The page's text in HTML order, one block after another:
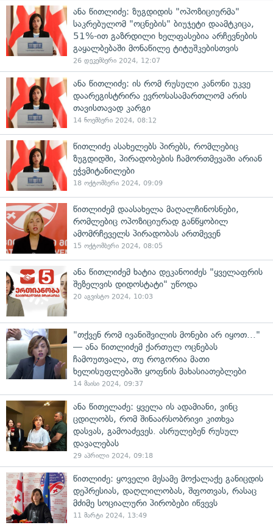
ანა წითლიძე: ზუგდიდის "ოპოზიციურმა"
საკრებულომ "ოცნების" ბიუჯეტი დაამტკიცა,
51%-ით გაზრდილი ხელფასებია არჩევნების
გაყალბებაში მონაწილე ტიტუშკებისთვის
26 დეკემბერი 2024, 12:07
ანა წითლიძე: ის რომ რუსული კანონი უკვე
დაარეგისტრირა ევროსასამართლომ არის
თავისთავად კარგი
14 ნოემბერი 2024, 08:12
წითლიძე ასახელებს პირებს, რომლებიც
ზუგდიდში, პირადობების ჩამორთმევაში არიან
ეჭვმიტანილები
18 ოქტომბერი 2024, 09:09
წითლიძემ დაასახელა მაღალჩინოსნები,
რომლებიც ოპოზიციურად განწყობილ
ამომრჩეველს პირადობას ართმევენ
15 ოქტომბერი 2024, 08:05
ანა წითლიძემ ხატია დეკანოიძეს "ყველაფრის
შეზელვის დიდოსტატი" უწოდა
20 აგვისტო 2024, 10:03
"თქვენ რომ ივანიშვილის მონები არ იყოთ..."
— ანა წითლიძემ ქართულ ოცნებას
ჩამოუთვალა, თუ როგორია მათი
ხელისუფლებაში ყოფნის მახასიათებლები
14 მაისი 2024, 09:37
ანა წითელაძე: ყველა ის ადამიანი, ვინც
ცდილობს, რომ შინაარსობრივი კითხვა
დასვას, გამოაძევეს. ასრულებენ რუსულ
დავალებას
29 აპრილი 2024, 09:18
წითლიძე: ყოველი მესამე მოქალაქე განიცდის
დეპრესიას, დაღლილობას, შფოთვას, რასაც
მძიმე სოციალური პირობები იწვევს
11 მარტი 2024, 13:49